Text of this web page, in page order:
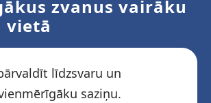
zvanus vairāku
vietā
līdzsvaru un
saziņu.